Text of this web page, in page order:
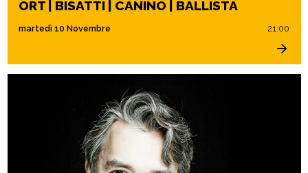
ORT | BISATTI | CANINO | BALLISTA
martedì 10 Novembre 21:00